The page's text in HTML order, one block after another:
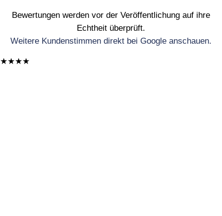
Bewertungen werden vor der Veröffentlichung auf ihre
Echtheit überprüft.
Weitere Kundenstimmen direkt bei Google anschauen.